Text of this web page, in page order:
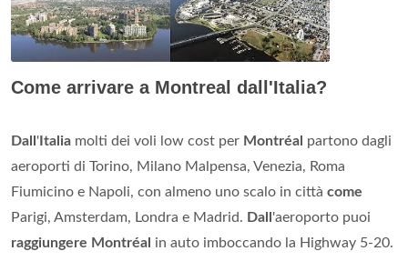
Come arrivare a Montreal dall'Italia?
Dall ' Italia molti dei voli low cost per Montréal partono dagli
aeroporti di Torino, Milano Malpensa, Venezia, Roma
Fiumicino e Napoli, con almeno uno scalo in città come
Parigi, Amsterdam, Londra e Madrid. Dall 'aeroporto puoi
raggiungere Montréal in auto imboccando la Highway 5-20.